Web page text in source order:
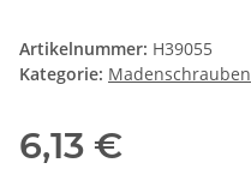
Artikelnummer: H39055
Kategorie: Madenschrauben
6,13 €